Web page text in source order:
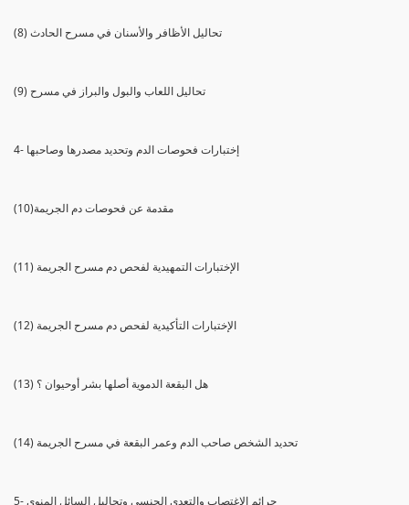
(8) تحاليل الأظافر والأسنان في مسرح الحادث
(9) تحاليل اللعاب والبول والبراز في مسرح
4- إختبارات فحوصات الدم وتحديد مصدرها وصاحبها
(10)مقدمة عن فحوصات دم الجريمة
(11) الإختبارات التمهيدية لفحص دم مسرح الجريمة
(12) الإختبارات التأكيدية لفحص دم مسرح الجريمة
(13) هل البقعة الدموية أصلها بشر أوحيوان ؟
(14) تحديد الشخص صاحب الدم وعمر البقعة في مسرح الجريمة
5- جرائم الإغتصاب والتعدي الجنسي وتحاليل السائل المنوي